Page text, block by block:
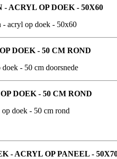
ACRYL OP DOEK - 50X60
DOEK - 50 CM ROND
DOEK - 50 CM ROND
- ACRYL OP PANEEL -